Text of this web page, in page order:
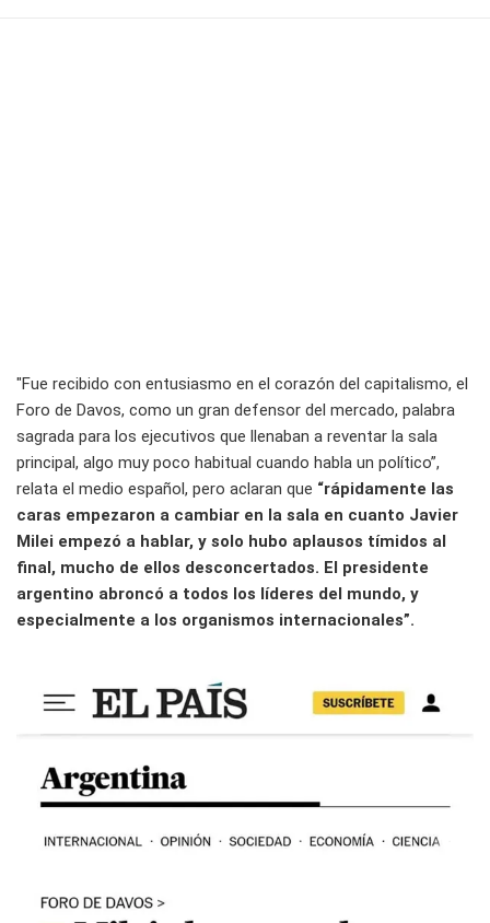
"Fue recibido con entusiasmo en el corazón del capitalismo, el
Foro de Davos, como un gran defensor del mercado, palabra
sagrada para los ejecutivos que llenaban a reventar la sala
principal, algo muy poco habitual cuando habla un político”,
relata el medio español, pero aclaran que “rápidamente las
caras empezaron a cambiar en la sala en cuanto Javier
Milei empezó a hablar, y solo hubo aplausos tímidos al
final, mucho de ellos desconcertados. El presidente
argentino abroncó a todos los líderes del mundo, y
especialmente a los organismos internacionales”.